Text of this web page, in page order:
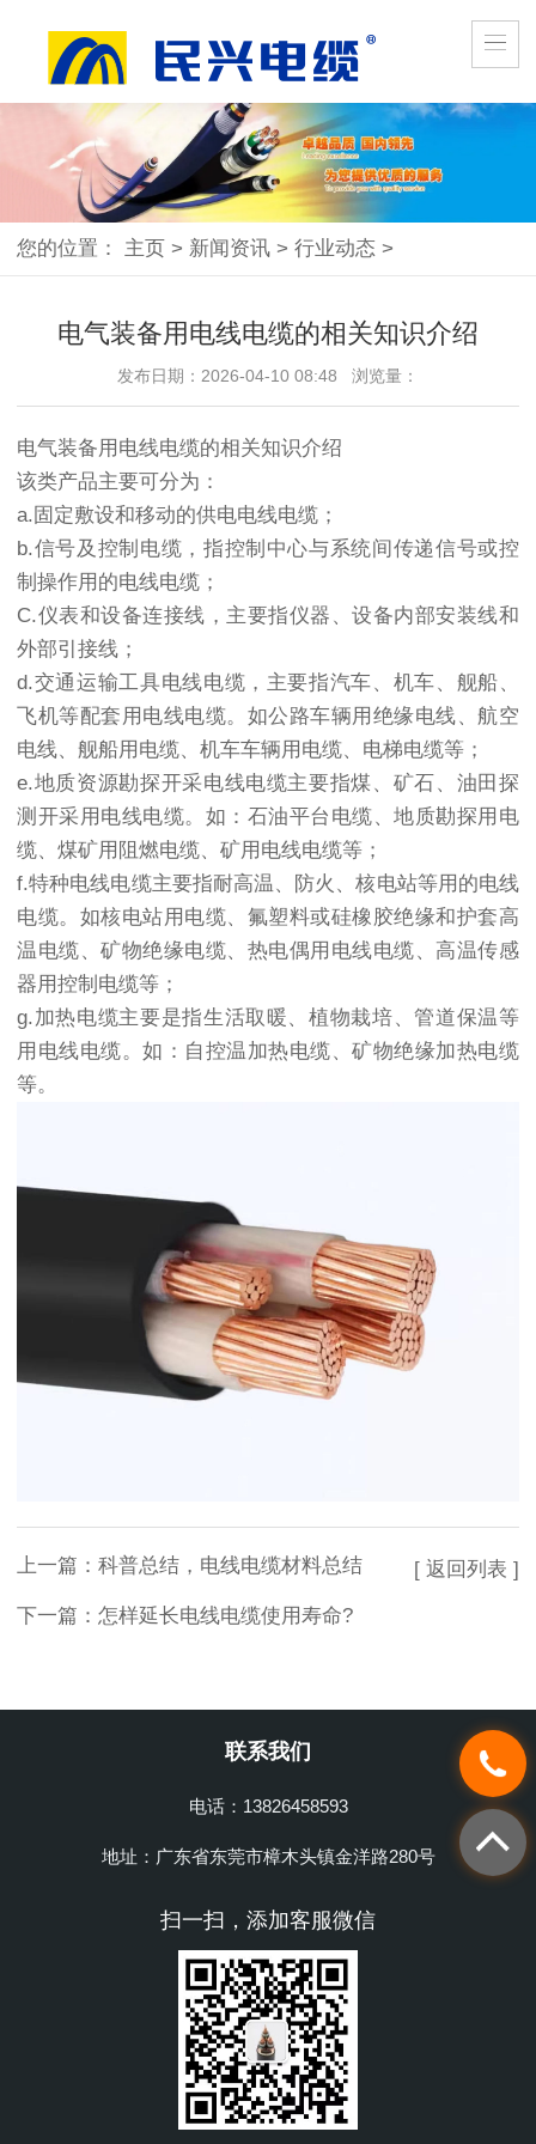
您的位置： 主页 > 新闻资讯 > 行业动态 >
电气装备用电线电缆的相关知识介绍
发布日期：2026-04-10 08:48 浏览量：
电气装备用电线电缆的相关知识介绍
该类产品主要可分为：
a.固定敷设和移动的供电电线电缆；
b.信号及控制电缆，指控制中心与系统间传递信号或控
制操作用的电线电缆；
C.仪表和设备连接线，主要指仪器、设备内部安装线和
外部引接线；
d.交通运输工具电线电缆，主要指汽车、机车、舰船、
飞机等配套用电线电缆。如公路车辆用绝缘电线、航空
电线、舰船用电缆、机车车辆用电缆、电梯电缆等；
e.地质资源勘探开采电线电缆主要指煤、矿石、油田探
测开采用电线电缆。如：石油平台电缆、地质勘探用电
缆、煤矿用阻燃电缆、矿用电线电缆等；
f.特种电线电缆主要指耐高温、防火、核电站等用的电线
电缆。如核电站用电缆、氟塑料或硅橡胶绝缘和护套高
温电缆、矿物绝缘电缆、热电偶用电线电缆、高温传感
器用控制电缆等；
g.加热电缆主要是指生活取暖、植物栽培、管道保温等
用电线电缆。如：自控温加热电缆、矿物绝缘加热电缆
等。
上一篇： 科普总结，电线电缆材料总结
下一篇： 怎样延长电线电缆使用寿命?
[ 返回列表 ]
联系我们
电话：13826458593
地址：广东省东莞市樟木头镇金洋路280号
扫一扫，添加客服微信